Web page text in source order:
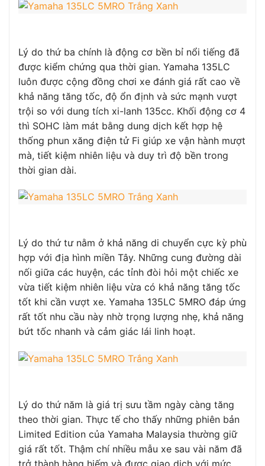
Lý do thứ ba chính là động cơ bền bỉ nổi tiếng đã
được kiểm chứng qua thời gian. Yamaha 135LC
luôn được cộng đồng chơi xe đánh giá rất cao về
khả năng tăng tốc, độ ổn định và sức mạnh vượt
trội so với dung tích xi-lanh 135cc. Khối động cơ 4
thì SOHC làm mát bằng dung dịch kết hợp hệ
thống phun xăng điện tử Fi giúp xe vận hành mượt
mà, tiết kiệm nhiên liệu và duy trì độ bền trong
thời gian dài.
Lý do thứ tư nằm ở khả năng di chuyển cực kỳ phù
hợp với địa hình miền Tây. Những cung đường dài
nối giữa các huyện, các tỉnh đòi hỏi một chiếc xe
vừa tiết kiệm nhiên liệu vừa có khả năng tăng tốc
tốt khi cần vượt xe. Yamaha 135LC 5MRO đáp ứng
rất tốt nhu cầu này nhờ trọng lượng nhẹ, khả năng
bứt tốc nhanh và cảm giác lái linh hoạt.
Lý do thứ năm là giá trị sưu tầm ngày càng tăng
theo thời gian. Thực tế cho thấy những phiên bản
Limited Edition của Yamaha Malaysia thường giữ
giá rất tốt. Thậm chí nhiều mẫu xe sau vài năm đã
trở thành hàng hiếm và được giao dịch với mức